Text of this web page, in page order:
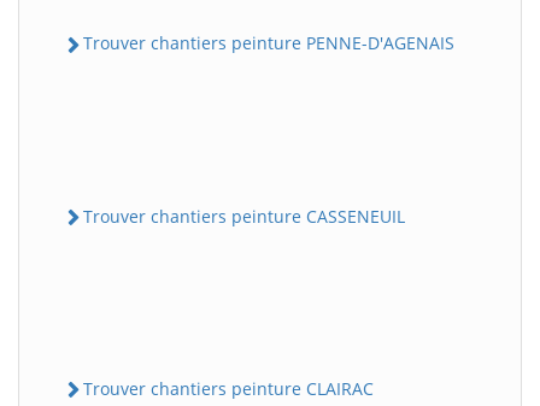
Trouver chantiers peinture PENNE-D'AGENAIS
Trouver chantiers peinture CASSENEUIL
Trouver chantiers peinture CLAIRAC